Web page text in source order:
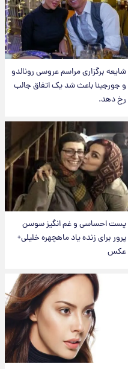
شایعه برگزاری مراسم عروسی رونالدو
و جورجینا باعث شد یک اتفاق جالب
رخ دهد.
پست احساسی و غم انگیز سوسن
پرور برای زنده یاد ماهچهره خلیلی+
عکس